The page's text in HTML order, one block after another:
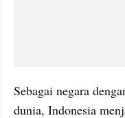
Sebagai negara
dunia, Indonesia